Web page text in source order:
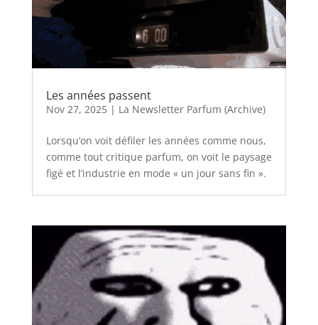
Les années passent
Nov 27, 2025| La Newsletter Parfum (Archive)
Lorsqu’on voit défiler les années comme nous,
comme tout critique parfum, on voit le paysage
figé et l’industrie en mode « un jour sans fin ».